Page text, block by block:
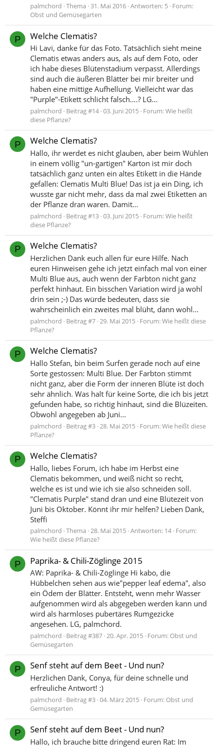
palmchord Thema 31. Mai 2016 Antworten: 5 Forum:
Obst und Gemüsegarten
P Welche Clematis?
Hi Lavi, danke für das Foto. Tatsächlich sieht meine
Clematis etwas anders aus, als auf dem Foto, oder
ich habe dieses Blütenstadium verpasst. Allerdings
sind auch die äußeren Blätter bei mir breiter und
haben eine mittige Aufhellung. Vielleicht war das
"Purple"-Etikett schlicht falsch....? LG...
palmchord Beitrag #14 03. Juni 2015 Forum:Wie heißt
diese Pflanze?
P Welche Clematis?
Hallo, ihr werdet es nicht glauben, aber beim Wühlen
in einem völlig "un-gartigen" Karton ist mir doch
tatsächlich ganz unten ein altes Etikett in die Hände
gefallen: Clematis Multi Blue! Das ist ja ein Ding, ich
wusste gar nicht mehr, dass da mal zwei Etiketten an
der Pflanze dran waren. Damit...
palmchord Beitrag #13 03. Juni 2015 Forum:Wie heißt
diese Pflanze?
P Welche Clematis?
Herzlichen Dank euch allen für eure Hilfe. Nach
euren Hinweisen gehe ich jetzt einfach mal von einer
Multi Blue aus, auch wenn der Farbton nicht ganz
perfekt hinhaut. Ein bisschen Variation wird ja wohl
drin sein ;-) Das würde bedeuten, dass sie
wahrscheinlich ein zweites mal blüht, dann wohl...
palmchord Beitrag #7 29. Mai 2015 Forum:Wie heißt diese
Pflanze?
P Welche Clematis?
Hallo Stefan, bin beim Surfen gerade noch auf eine
Sorte gestossen: Multi Blue. Der Farbton stimmt
nicht ganz, aber die Form der inneren Blüte ist doch
sehr ähnlich. Was halt für keine Sorte, die ich bis jetzt
gefunden habe, so richtig hinhaut, sind die Blüzeiten.
Obwohl angegeben ab Juni...
palmchord Beitrag #3 28. Mai 2015 Forum:Wie heißt diese
Pflanze?
P Welche Clematis?
Hallo, liebes Forum, ich habe im Herbst eine
Clematis bekommen, und weiß nicht so recht,
welche es ist und wie ich sie also schneiden soll.
"Clematis Purple" stand dran und eine Blütezeit von
Juni bis Oktober. Könnt ihr mir helfen? Lieben Dank,
Steffi
palmchord Thema 28. Mai 2015 Antworten: 14 Forum:
Wie heißt diese Pflanze?
P Paprika- & Chili-Zöglinge 2015
AW: Paprika- & Chili-Zöglinge Hi kabo, die
Hübbelchen sehen aus wie"pepper leaf edema", also
ein Ödem der Blätter. Entsteht, wenn mehr Wasser
aufgenommen wird als abgegeben werden kann und
wird als harmloses pubertäres Rumgezicke
angesehen. LG, palmchord.
palmchord Beitrag #387 20. Apr. 2015 Forum: Obst und
Gemüsegarten
P Senf steht auf dem Beet - Und nun?
Herzlichen Dank, Conya, für deine schnelle und
erfreuliche Antwort! :)
palmchord Beitrag #3 04. März 2015 Forum: Obst und
Gemüsegarten
P Senf steht auf dem Beet - Und nun?
Hallo, ich brauche bitte dringend euren Rat: Im